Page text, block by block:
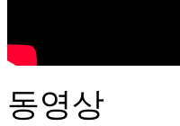
동영상